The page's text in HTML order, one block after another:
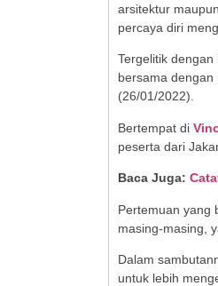
arsitektur
percaya diri
Tergelitik dengan
bersama dengan
(26/01/2022).
Bertempat di
peserta dari
Baca Juga:
Pertemuan yang
masing-masing,
Dalam
untuk lebih